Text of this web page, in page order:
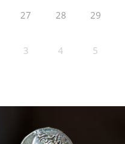
27 28 29
3 4 5